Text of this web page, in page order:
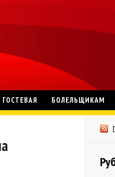
ГОСТЕВАЯ БОЛЕЛЬЩИКАМ